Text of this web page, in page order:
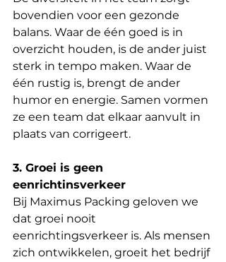
bovendien voor een gezonde
balans. Waar de één goed is in
overzicht houden, is de ander juist
sterk in tempo maken. Waar de
één rustig is, brengt de ander
humor en energie. Samen vormen
ze een team dat elkaar aanvult in
plaats van corrigeert.
3. Groei is geen
eenrichtinsverkeer
Bij Maximus Packing geloven we
dat groei nooit
eenrichtingsverkeer is. Als mensen
zich ontwikkelen, groeit het bedrijf